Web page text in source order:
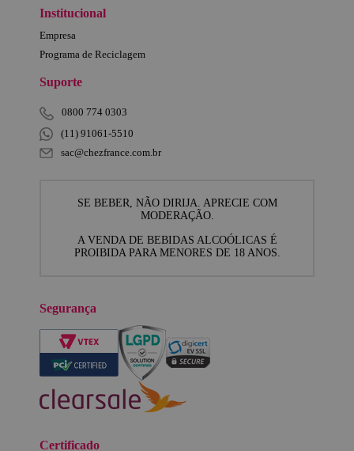
Institucional
Empresa
Programa de Reciclagem
Suporte
0800 774 0303
(11) 91061-5510
sac@chezfrance.com.br
SE BEBER, NÃO DIRIJA. APRECIE COM
MODERAÇÃO.
A VENDA DE BEBIDAS ALCOÓLICAS É
PROIBIDA PARA MENORES DE 18 ANOS.
Segurança
Certificado